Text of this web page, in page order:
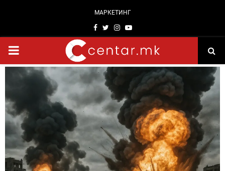
МАРКЕТИНГ
Facebook
TwitterInstagram
Youtube
PRIMARY
MENU